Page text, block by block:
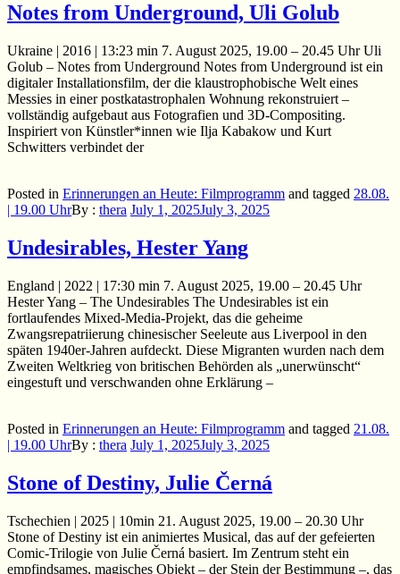
Notes from Underground, Uli Golub
Ukraine | 2016 | 13:23 min 7. August 2025, 19.00 – 20.45 Uhr Uli
Golub – Notes from Underground Notes from Underground ist ein
digitaler Installationsfilm, der die klaustrophobische Welt eines
Messies in einer postkatastrophalen Wohnung rekonstruiert –
vollständig aufgebaut aus Fotografien und 3D-Compositing.
Inspiriert von Künstler*innen wie Ilja Kabakow und Kurt
Schwitters verbindet der
Posted in Erinnerungen an Heute: Filmprogramm and tagged 28.08.
| 19.00 UhrBy : thera July 1, 2025July 3, 2025
Undesirables, Hester Yang
England | 2022 | 17:30 min 7. August 2025, 19.00 – 20.45 Uhr
Hester Yang – The Undesirables The Undesirables ist ein
fortlaufendes Mixed-Media-Projekt, das die geheime
Zwangsrepatriierung chinesischer Seeleute aus Liverpool in den
späten 1940er-Jahren aufdeckt. Diese Migranten wurden nach dem
Zweiten Weltkrieg von britischen Behörden als „unerwünscht“
eingestuft und verschwanden ohne Erklärung –
Posted in Erinnerungen an Heute: Filmprogramm and tagged 21.08.
| 19.00 UhrBy : thera July 1, 2025July 3, 2025
Stone of Destiny, Julie Černá
Tschechien | 2025 | 10min 21. August 2025, 19.00 – 20.30 Uhr
Stone of Destiny ist ein animiertes Musical, das auf der gefeierten
Comic-Trilogie von Julie Černá basiert. Im Zentrum steht ein
empfindsames, magisches Objekt – der Stein der Bestimmung –, das